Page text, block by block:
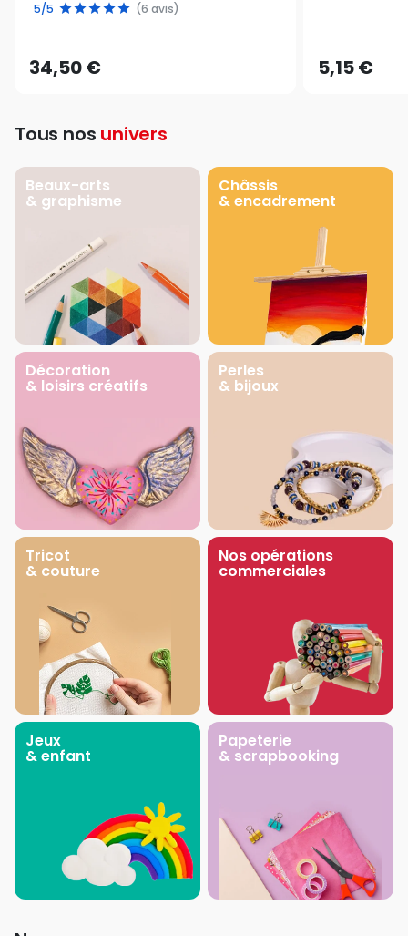
5/5 (6 avis)
34,50 € 5,15 €
Tous nos univers
Beaux-arts
& graphisme
Châssis
& encadrement
Décoration
& loisirs créatifs
Perles
& bijoux
Tricot
& couture
Nos opérations
commerciales
Jeux
& enfant
Papeterie
& scrapbooking